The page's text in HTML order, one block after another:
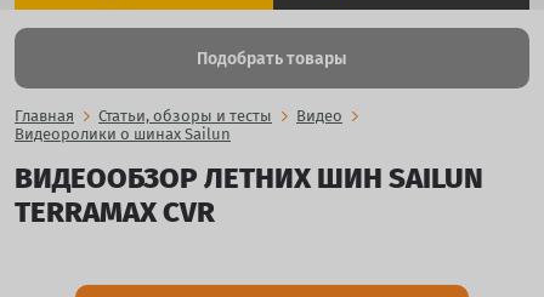
Подобрать товары
Главная Статьи, обзоры и тесты
Видео
Видеоролики о шинах Sailun
ВИДЕООБЗОР ЛЕТНИХ ШИН SAILUN
TERRAMAX CVR